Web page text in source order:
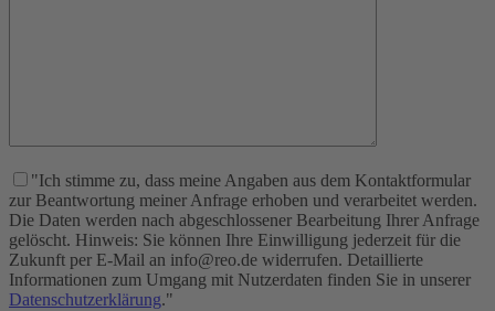
"Ich stimme zu, dass meine Angaben aus dem Kontaktformular
zur Beantwortung meiner Anfrage erhoben und verarbeitet werden.
Die Daten werden nach abgeschlossener Bearbeitung Ihrer Anfrage
gelöscht. Hinweis: Sie können Ihre Einwilligung jederzeit für die
Zukunft per E-Mail an info@reo.de widerrufen. Detaillierte
Informationen zum Umgang mit Nutzerdaten finden Sie in unserer
Datenschutzerklärung."